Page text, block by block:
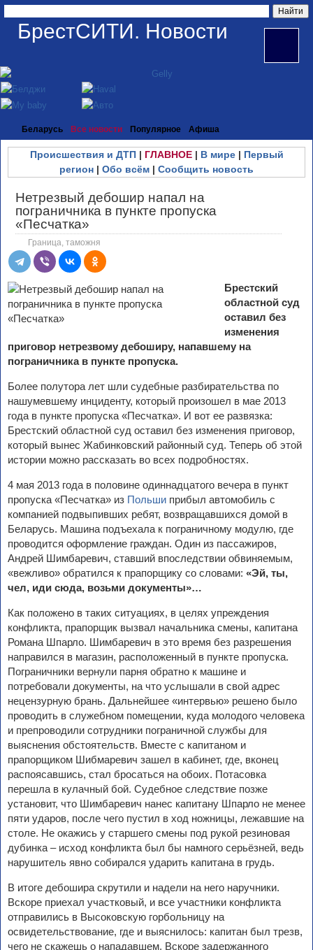
БрестСИТИ. Новости
Беларусь Все новости Популярное Афиша
Происшествия и ДТП| ГЛАВНОЕ| В мире| Первый
регион | Обо всём | Сообщить новость
Нетрезвый дебошир напал на
пограничника в пункте пропуска
«Песчатка»
Граница, таможня
Брестский
областной суд
оставил без
изменения
приговор нетрезвому дебоширу, напавшему на
пограничника в пункте пропуска.
Более полутора лет шли судебные разбирательства по
нашумевшему инциденту, который произошел в мае 2013
года в пункте пропуска «Песчатка». И вот ее развязка:
Брестский областной суд оставил без изменения приговор,
который вынес Жабинковский районный суд. Теперь об этой
истории можно рассказать во всех подробностях.
4 мая 2013 года в половине одиннадцатого вечера в пункт
пропуска «Песчатка» из Польши прибыл автомобиль с
компанией подвыпивших ребят, возвращавшихся домой в
Беларусь. Машина подъехала к пограничному модулю, где
проводится оформление граждан. Один из пассажиров,
Андрей Шимбаревич, ставший впоследствии обвиняемым,
«вежливо» обратился к прапорщику со словами: «Эй, ты,
чел, иди сюда, возьми документы»…
Как положено в таких ситуациях, в целях упреждения
конфликта, прапорщик вызвал начальника смены, капитана
Романа Шпарло. Шимбаревич в это время без разрешения
направился в магазин, расположенный в пункте пропуска.
Пограничники вернули парня обратно к машине и
потребовали документы, на что услышали в свой адрес
нецензурную брань. Дальнейшее «интервью» решено было
проводить в служебном помещении, куда молодого человека
и препроводили сотрудники пограничной службы для
выяснения обстоятельств. Вместе с капитаном и
прапорщиком Шибмаревич зашел в кабинет, где, вконец
распоясавшись, стал бросаться на обоих. Потасовка
перешла в кулачный бой. Судебное следствие позже
установит, что Шимбаревич нанес капитану Шпарло не менее
пяти ударов, после чего пустил в ход ножницы, лежавшие на
столе. Не окажись у старшего смены под рукой резиновая
дубинка – исход конфликта был бы намного серьёзней, ведь
нарушитель явно собирался ударить капитана в грудь.
В итоге дебошира скрутили и надели на него наручники.
Вскоре приехал участковый, и все участники конфликта
отправились в Высоковскую горбольницу на
освидетельствование, где и выяснилось: капитан был трезв,
чего не скажешь о нападавшем. Вскоре задержанного